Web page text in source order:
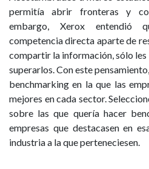
permitía abrir fronteras y
embargo, Xerox entendió
competencia directa aparte de
compartir la información, sólo
superarlos. Con este
benchmarking en la que las
mejores en cada sector.
sobre las que quería hacer
empresas que destacasen en
industria a la que perteneciesen.